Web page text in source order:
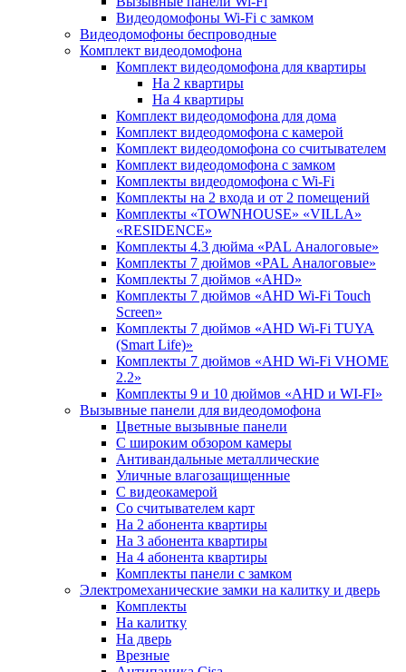
Видеодомофоны Wi-Fi с замком
Видеодомофоны беспроводные
Комплект видеодомофона
Комплект видеодомофона для квартиры
На 2 квартиры
На 4 квартиры
Комплект видеодомофона для дома
Комплект видеодомофона с камерой
Комплект видеодомофона со считывателем
Комплект видеодомофона c замком
Комплекты видеодомофона с Wi-Fi
Комплекты на 2 входа и от 2 помещений
Комплекты «TOWNHOUSE» «VILLA»
«RESIDENCE»
Комплекты 4.3 дюйма «PAL Аналоговые»
Комплекты 7 дюймов «PAL Аналоговые»
Комплекты 7 дюймов «AHD»
Комплекты 7 дюймов «AHD Wi-Fi Touch
Screen»
Комплекты 7 дюймов «AHD Wi-Fi TUYA
(Smart Life)»
Комплекты 7 дюймов «AHD Wi-Fi VHOME
2.2»
Комплекты 9 и 10 дюймов «AHD и WI-FI»
Вызывные панели для видеодомофона
Цветные вызывные панели
С широким обзором камеры
Антивандальные металлические
Уличные влагозащищенные
С видеокамерой
Со считывателем карт
На 2 абонента квартиры
На 3 абонента квартиры
На 4 абонента квартиры
Комплекты панели с замком
Электромеханические замки на калитку и дверь
Комплекты
На калитку
На дверь
Врезные